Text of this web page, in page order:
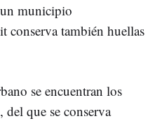
municipio
conserva también huellas
se encuentran los
, del que se conserva